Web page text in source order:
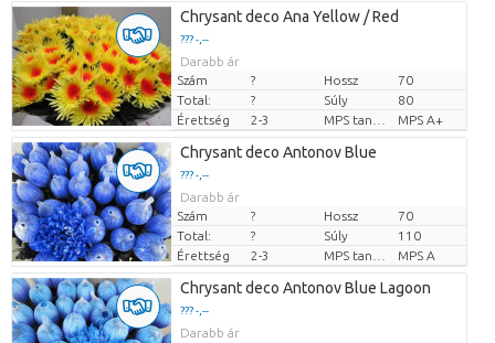
Chrysant deco Ana Yellow / Red
??? -,--
Darabb ár
Szám
? Hossz
70
Total:
? Súly
80
Érettség
2-3 MPS A+
Chrysant deco Antonov Blue
??? -,--
Darabb ár
Szám
? Hossz
70
Total:
? Súly
110
Érettség
2-3 MPS A
Chrysant deco Antonov Blue Lagoon
??? -,--
Darabb ár